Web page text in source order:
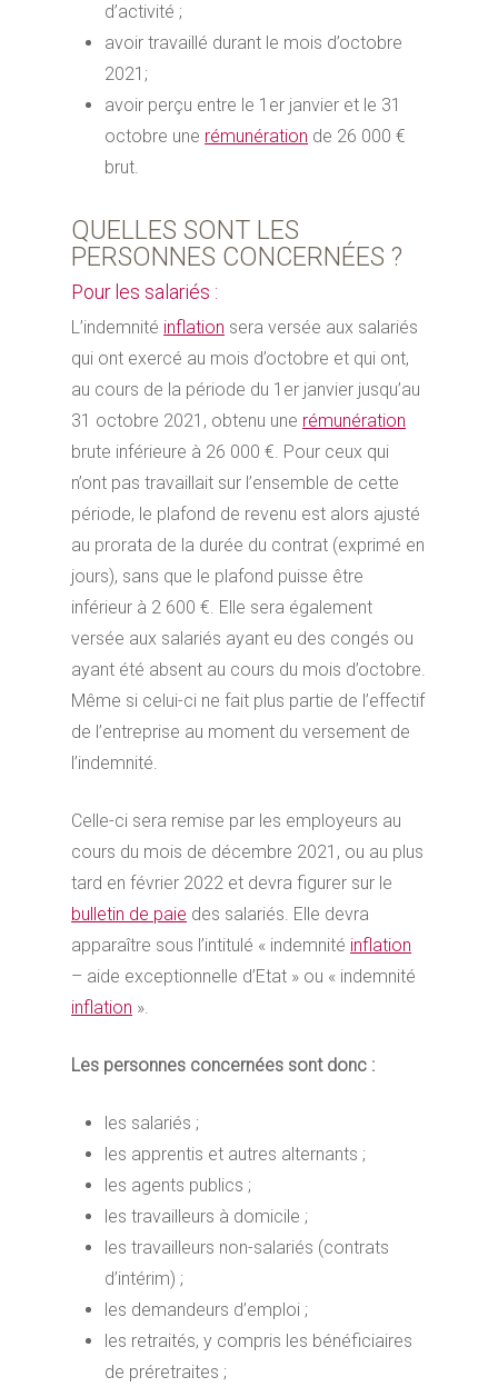
d’activité ;
avoir travaillé durant le mois d’octobre
2021;
avoir perçu entre le 1er janvier et le 31
octobre une rémunération de 26 000 €
brut.
QUELLES SONT LES
PERSONNES CONCERNÉES ?
Pour les salariés :
L’indemnité inflation sera versée aux salariés
qui ont exercé au mois d’octobre et qui ont,
au cours de la période du 1er janvier jusqu’au
31 octobre 2021, obtenu une rémunération
brute inférieure à 26 000 €. Pour ceux qui
n’ont pas travaillait sur l’ensemble de cette
période, le plafond de revenu est alors ajusté
au prorata de la durée du contrat (exprimé en
jours), sans que le plafond puisse être
inférieur à 2 600 €. Elle sera également
versée aux salariés ayant eu des congés ou
ayant été absent au cours du mois d’octobre.
Même si celui-ci ne fait plus partie de l’effectif
de l’entreprise au moment du versement de
l’indemnité.
Celle-ci sera remise par les employeurs au
cours du mois de décembre 2021, ou au plus
tard en février 2022 et devra figurer sur le
bulletin de paie des salariés. Elle devra
apparaître sous l’intitulé « indemnité inflation
– aide exceptionnelle d’Etat » ou « indemnité
inflation ».
Les personnes concernées sont donc :
les salariés ;
les apprentis et autres alternants ;
les agents publics ;
les travailleurs à domicile ;
les travailleurs non-salariés (contrats
d’intérim) ;
les demandeurs d’emploi ;
les retraités, y compris les bénéficiaires
de préretraites ;